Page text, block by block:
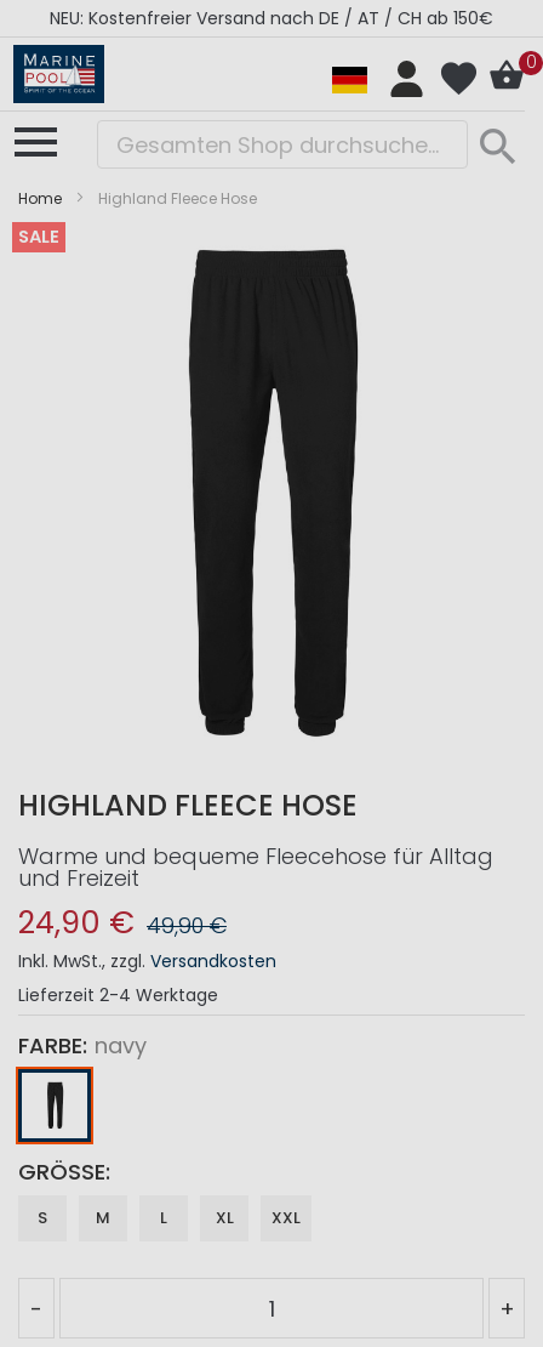
NEU: Kostenfreier Versand nach DE / AT / CH ab 150€
0
Home Highland Fleece Hose
SALE
Zum
Zum
HIGHLAND FLEECE HOSE
Warme und bequeme Fleecehose für Alltag
und Freizeit
24,90 € 49,90 €
Inkl. MwSt., zzgl. Versandkosten
Lieferzeit 2-4 Werktage
FARBE navy
GRÖSSE
S M L XL XXL
- +